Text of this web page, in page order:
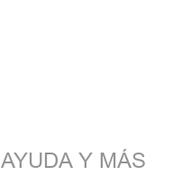
AYUDA Y MÁS